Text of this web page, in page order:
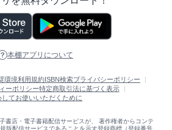
本棚アプリについて
環境利用規約ISBN検索プライバシーポリシー
ーポリシー特定商取引法に基づく表示
してお使いいただくために
書店・電子書籍配信サービスが、 著作権者からコンテ
版配信サービスであることを示す登録商標（登録番号